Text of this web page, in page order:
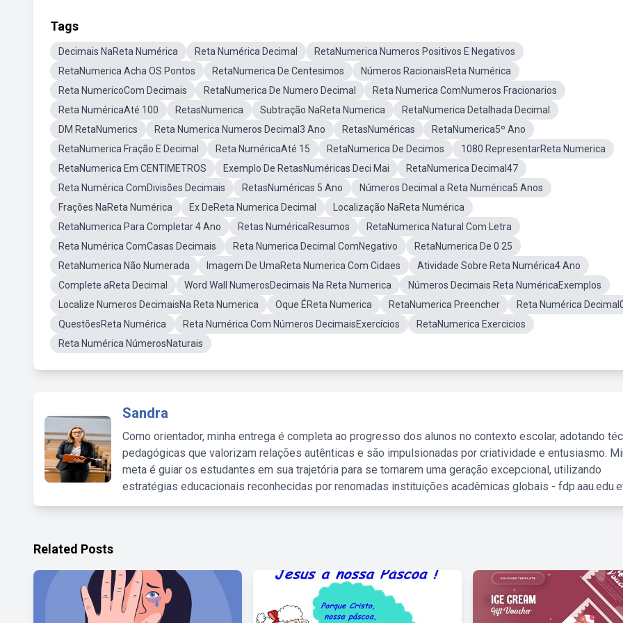
Tags
Decimais NaReta Numérica Reta Numérica Decimal
RetaNumerica Numeros Positivos E Negativos
RetaNumerica Acha OS Pontos
RetaNumerica De Centesimos
Números RacionaisReta Numérica
Reta NumericoCom Decimais
RetaNumerica De Numero Decimal
Reta Numerica ComNumeros Fracionarios
Reta NuméricaAté 100
RetasNumerica Subtração NaReta Numerica
RetaNumerica Detalhada Decimal
DM RetaNumerics
Reta Numerica Numeros Decimal3 Ano RetasNuméricas
RetaNumerica5º Ano
RetaNumerica Fração E Decimal
Reta NuméricaAté 15 RetaNumerica De Decimos
1080 RepresentarReta Numerica
RetaNumerica Em CENTIMETROS
Exemplo De RetasNuméricas Deci Mai
RetaNumerica Decimal47
Reta Numérica ComDivisões Decimais
RetasNuméricas 5 Ano
Números Decimal a Reta Numérica5 Anos
Frações NaReta Numérica
Ex DeReta Numerica Decimal
Localização NaReta Numérica
RetaNumerica Para Completar 4 Ano
Retas NuméricaResumos
RetaNumerica Natural Com Letra
Reta Numérica ComCasas Decimais
Reta Numerica Decimal ComNegativo
RetaNumerica De 0 25
RetaNumerica Não Numerada
Imagem De UmaReta Numerica Com Cidaes
Atividade Sobre Reta Numérica4 Ano
Complete aReta Decimal
Word Wall NumerosDecimais Na Reta Numerica
Números Decimais Reta NuméricaExemplos
Localize Numeros DecimaisNa Reta Numerica
Oque ÉReta Numerica RetaNumerica Preencher
Reta Numérica
QuestõesReta Numérica
Reta Numérica Com Números DecimaisExercícios
RetaNumerica Exercicios
Reta Numérica NúmerosNaturais
Sandra
Como orientador, minha entrega é completa ao progresso dos alunos no contexto escolar, adotando
pedagógicas que valorizam relações autênticas e são impulsionadas por criatividade e entusiasmo.
meta é guiar os estudantes em sua trajetória para se tornarem uma geração excepcional, utilizando
estratégias educacionais reconhecidas por renomadas instituições acadêmicas globais -
Related Posts